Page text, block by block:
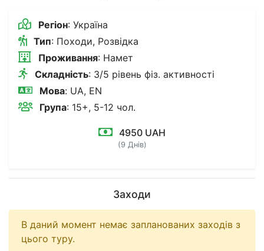
Регіон: Україна
Тип: Походи, Розвідка
Проживання: Намет
Складність: 3/5 рівень фіз. активності
Мова: UA, EN
Група: 15+, 5-12 чол.
4950 UAH
(9 Днів)
Заходи
В даний момент немає запланованих заходів з
цього туру.